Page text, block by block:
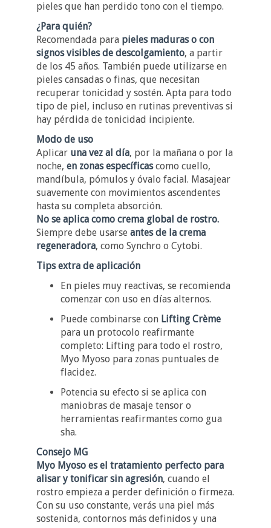
pieles que han perdido tono con el tiempo.
¿Para quién?
Recomendada para pieles maduras o con
signos visibles de descolgamiento, a partir
de los 45 años. También puede utilizarse en
pieles cansadas o finas, que necesitan
recuperar tonicidad y sostén. Apta para todo
tipo de piel, incluso en rutinas preventivas si
hay pérdida de tonicidad incipiente.
Modo de uso
Aplicar una vez al día, por la mañana o por la
noche, en zonas específicascomo cuello,
mandíbula, pómulos y óvalo facial. Masajear
suavemente con movimientos ascendentes
hasta su completa absorción.
No se aplica como crema global de rostro.
Siempre debe usarse antes de la crema
regeneradora, como Synchro o Cytobi.
Tips extra de aplicación
En pieles muy reactivas, se recomienda
comenzar con uso en días alternos.
Puede combinarse con Lifting Crème
para un protocolo reafirmante
completo: Lifting para todo el rostro,
Myo Myoso para zonas puntuales de
flacidez.
Potencia su efecto si se aplica con
maniobras de masaje tensor o
herramientas reafirmantes como gua
sha.
Consejo MG
Myo Myoso es el tratamiento perfecto para
alisar y tonificar sin agresión, cuando el
rostro empieza a perder definición o firmeza.
Con su uso constante, verás una piel más
sostenida, contornos más definidos y una